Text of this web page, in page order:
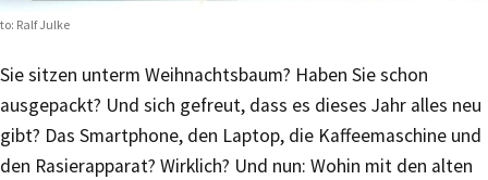
Ralf Julke
Sie sitzen unterm Weihnachtsbaum? Haben Sie schon
ausgepackt? Und sich gefreut, dass es dieses Jahr alles neu
gibt? Das Smartphone, den Laptop, die Kaffeemaschine und
den Rasierapparat? Wirklich? Und nun: Wohin mit den alten